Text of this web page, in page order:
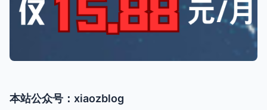
本站公众号：xiaozblog